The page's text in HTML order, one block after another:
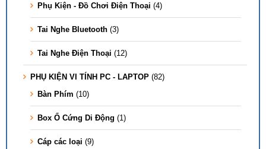
Phụ Kiện - Đồ Chơi Điện Thoại (4)
Tai Nghe Bluetooth (3)
Tai Nghe Điện Thoại (12)
PHỤ KIỆN VI TÍNH PC - LAPTOP (82)
Bàn Phím (10)
Box Ổ Cứng Di Động (1)
Cáp các loại (9)